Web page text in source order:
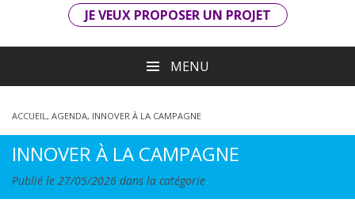
JE VEUX PROPOSER UN PROJET
MENU
ACCUEIL, AGENDA, INNOVER À LA CAMPAGNE
INNOVER À LA CAMPAGNE
Publié le 27/05/2026 dans la catégorie